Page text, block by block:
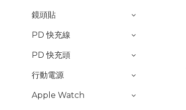
鏡頭貼
PD 快充線
PD 快充頭
行動電源
Apple Watch